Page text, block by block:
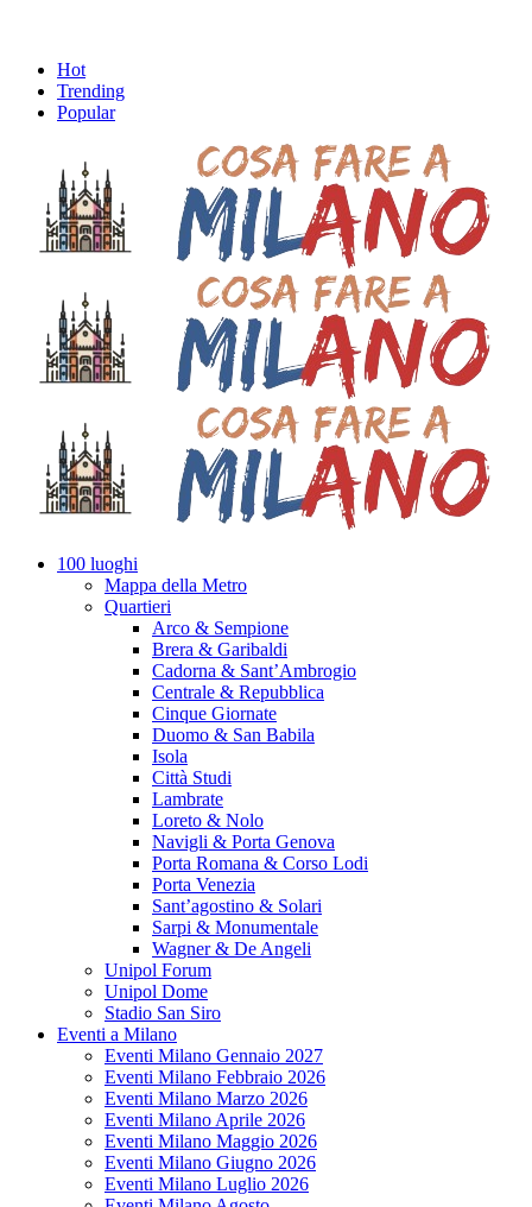
Hot
Trending
Popular
100 luoghi
Mappa della Metro
Quartieri
Arco & Sempione
Brera & Garibaldi
Cadorna & Sant’Ambrogio
Centrale & Repubblica
Cinque Giornate
Duomo & San Babila
Isola
Città Studi
Lambrate
Loreto & Nolo
Navigli & Porta Genova
Porta Romana & Corso Lodi
Porta Venezia
Sant’agostino & Solari
Sarpi & Monumentale
Wagner & De Angeli
Unipol Forum
Unipol Dome
Stadio San Siro
Eventi a Milano
Eventi Milano Gennaio 2027
Eventi Milano Febbraio 2026
Eventi Milano Marzo 2026
Eventi Milano Aprile 2026
Eventi Milano Maggio 2026
Eventi Milano Giugno 2026
Eventi Milano Luglio 2026